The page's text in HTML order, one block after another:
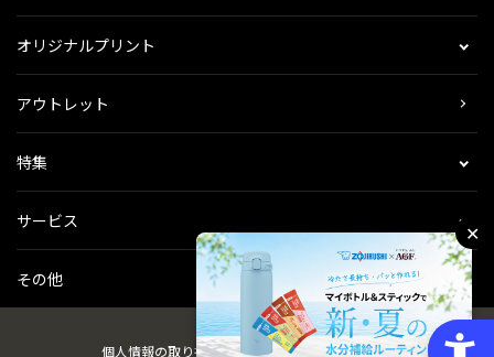
オリジナルプリント
アウトレット
特集
サービス
その他
個人情報の取り扱い会社概要ご利用規約会員規約
✕